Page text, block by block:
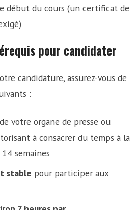
début du cours (un certificat de
pour candidater
candidature, assurez-vous de
:
de votre organe de presse ou
à consacrer du temps à la
semaines
stable pour participer aux